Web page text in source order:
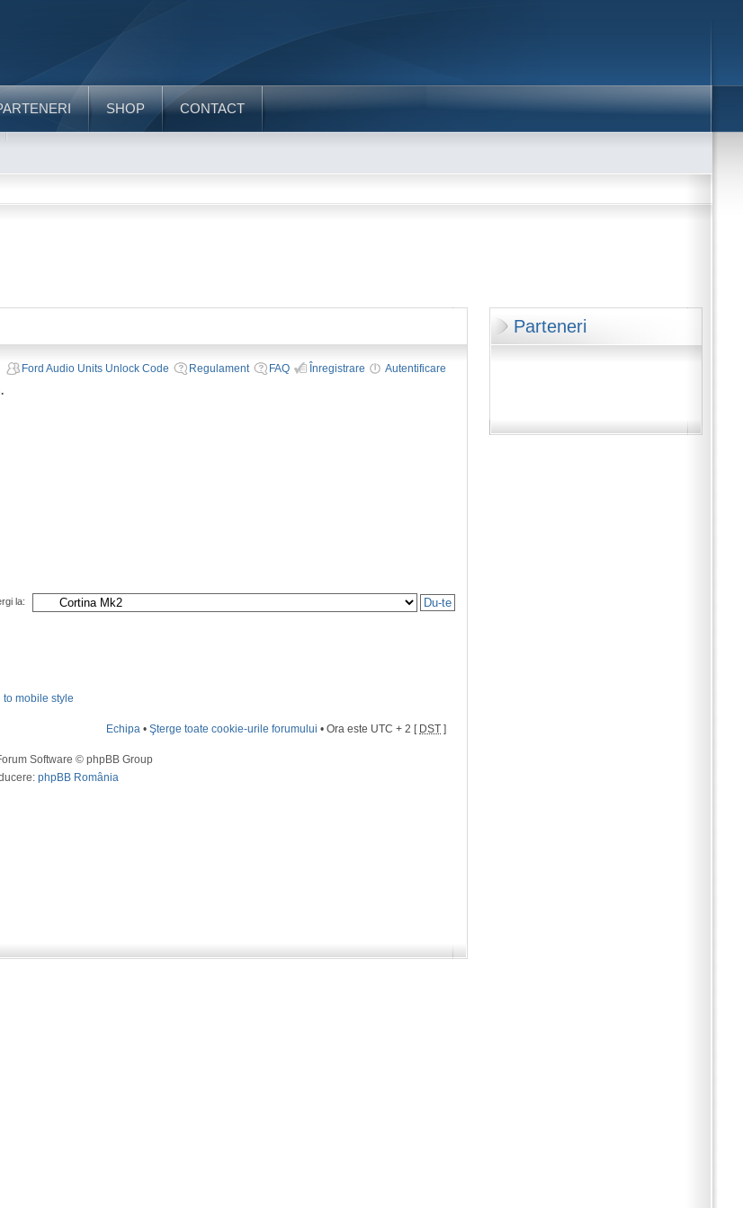
SHOP CONTACT
Parteneri
Ford Audio Units Unlock Code Regulament FAQ Înregistrare
Autentificare
la:
to mobile style
Echipa •Şterge toate cookie-urile forumului • Ora este UTC + 2 [ DST ]
Software © phpBB Group
phpBB România